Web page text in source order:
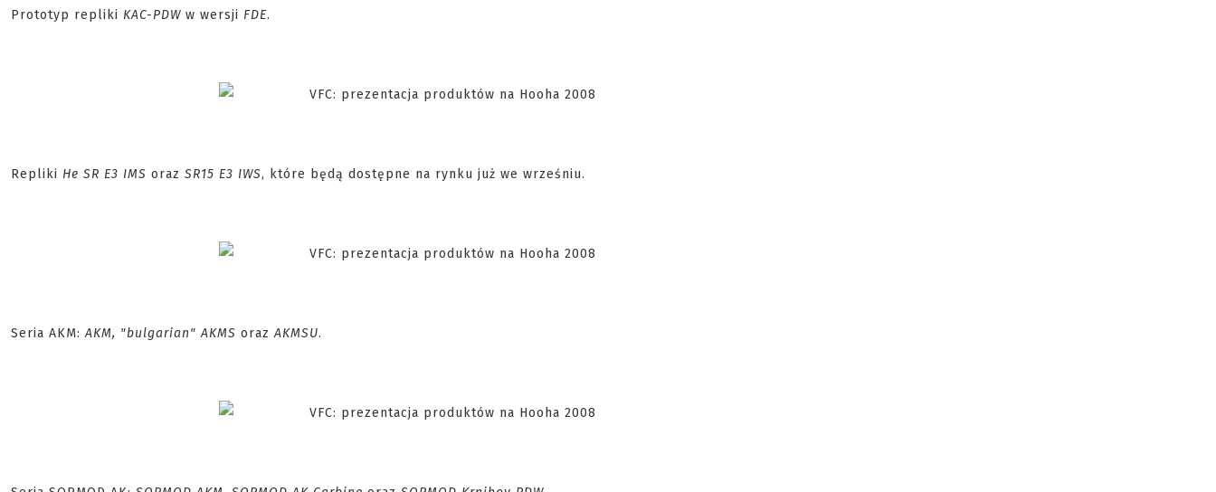
Prototyp repliki KAC-PDW w wersji FDE.
Repliki He SR E3 IMS oraz SR15 E3 IWS, które będą dostępne na rynku już we wrześniu.
Seria AKM:AKM, "bulgarian" AKMS orazAKMSU.